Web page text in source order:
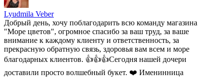
Lyudmila Veber
Добрый день, хочу поблагодарить всю команду магазина
"Море цветов", огромное спасибо за ваш труд, за ваше
внимание к каждому клиенту и ответственность, за
прекрасную обратную связь, здоровья вам всем и море
благодарных клиентов. 👍👍👍Сегодня нашей дочери
доставили просто волшебный букет. ❤️ Именинница